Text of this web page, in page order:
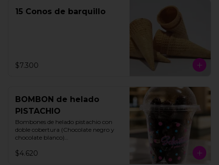
15 Conos de barquillo
$7.300
BOMBON de helado
PISTACHIO
Bombones de helado pistachio con
doble cobertura (Chocolate negro y
chocolate blanco)
15 unidades aproximadamente.
$4.620